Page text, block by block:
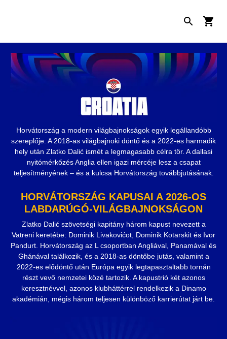
Horvátország a modern világbajnokságok egyik legállandóbb
szereplője. A 2018-as világbajnoki döntő és a 2022-es harmadik
hely után Zlatko Dalić ismét a legmagasabb célra tör. A dallasi
nyitómérkőzés Anglia ellen igazi mércéje lesz a csapat
teljesítményének – és a kulcsa Horvátország továbbjutásának.
HORVÁTORSZÁG KAPUSAI A 2026-OS
LABDARÚGÓ-VILÁGBAJNOKSÁGON
Zlatko Dalić szövetségi kapitány három kapust nevezett a
Vatreni keretébe: Dominik Livakovićot, Dominik Kotarskit és Ivor
Pandurt. Horvátország az L csoportban Angliával, Panamával és
Ghánával találkozik, és a 2018-as döntőbe jutás, valamint a
2022-es elődöntő után Európa egyik legtapasztaltabb tornán
részt vevő nemzetei közé tartozik. A kapustrió két azonos
keresztnévvel, azonos klubháttérrel rendelkezik a Dinamo
akadémián, mégis három teljesen különböző karrierútat járt be.